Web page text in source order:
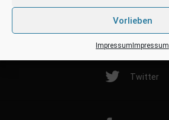
Vorlieben
Impressum Impressum
Twitter